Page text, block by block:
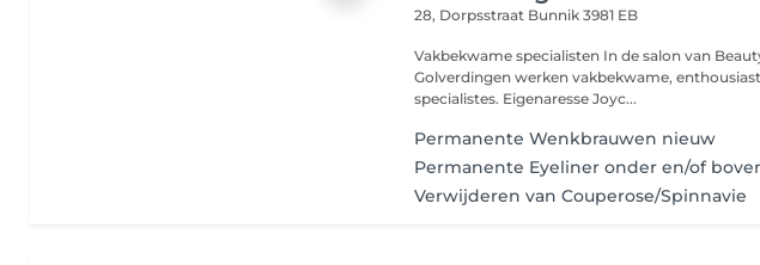
28, Dorpsstraat Bunnik 3981 EB
Vakbekwame specialisten In de salon van
Golverdingen werken vakbekwame,
specialistes. Eigenaresse Joyc...
Permanente Wenkbrauwen nieuw
Permanente Eyeliner onder en/of
Verwijderen van Couperose/Spinnavie